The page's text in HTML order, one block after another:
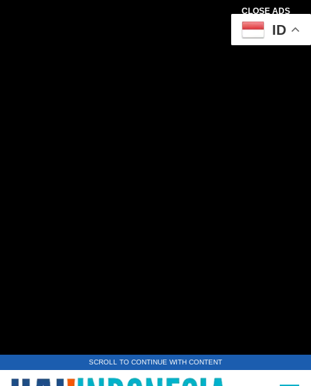
CLOSE ADS
SCROLL TO CONTINUE WITH CONTENT
ID